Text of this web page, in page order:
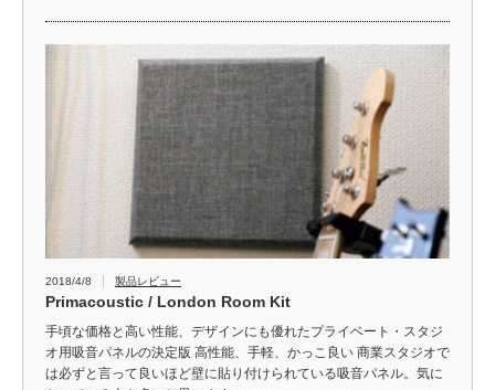
2018/4/8 製品レビュー
Primacoustic / London Room Kit
手頃な価格と高い性能、デザインにも優れたプライベート・スタジ
オ用吸音パネルの決定版 高性能、手軽、かっこ良い 商業スタジオで
は必ずと言って良いほど壁に貼り付けられている吸音パネル。気に